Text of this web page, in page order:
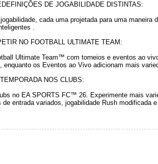
DE JOGABILIDADE DISTINTAS:
cada uma projetada para uma
.
NO FOOTBALL ULTIMATE TEAM:
Ultimate Team™ com torneios e eventos ao
enquanto os Eventos ao Vivo adicionam mais
NOS CLUBS:
no EA SPORTS FC™ 26. Experimente mais
entrada variados, jogabilidade Rush modificada